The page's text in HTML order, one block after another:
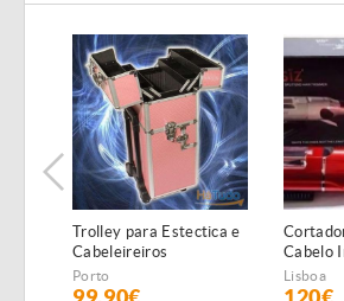
Trolley para Estectica e
Cabeleireiros
Porto
Cabelo
NOVAS
Lisboa